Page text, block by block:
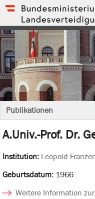
Publikationen
A.Univ.-Prof. Dr.
Institution: Leopold-
Geburtsdatum:1966
Weitere Information